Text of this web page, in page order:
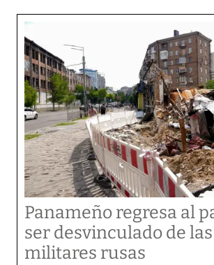
Panameño regresa al
ser desvinculado de
militares rusas